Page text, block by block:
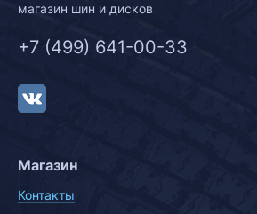
магазин шин и дисков
+7 (499) 641-00-33
Магазин
Контакты